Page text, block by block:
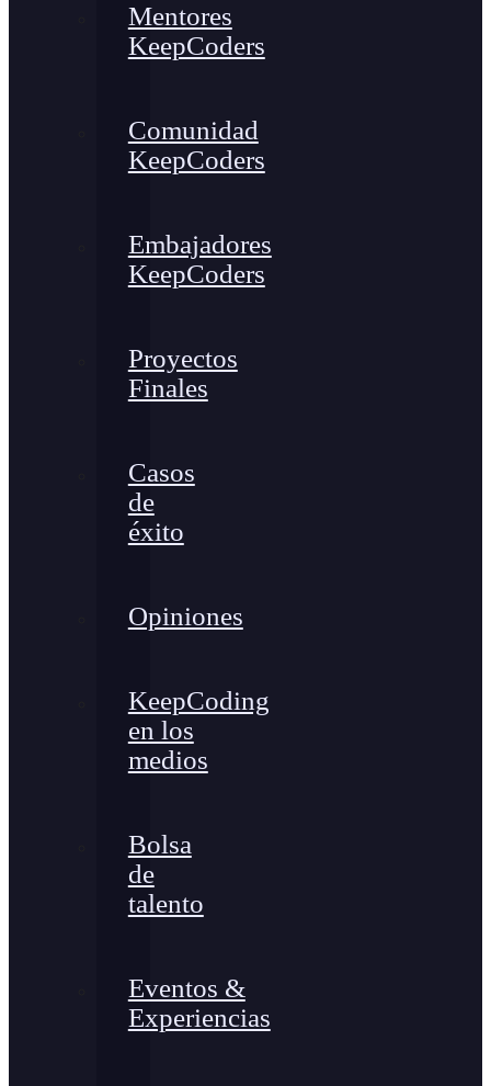
Mentores
KeepCoders
Comunidad
KeepCoders
Embajadores
KeepCoders
Proyectos
Finales
Casos
de
éxito
Opiniones
KeepCoding
en los
medios
Bolsa
de
talento
Eventos &
Experiencias